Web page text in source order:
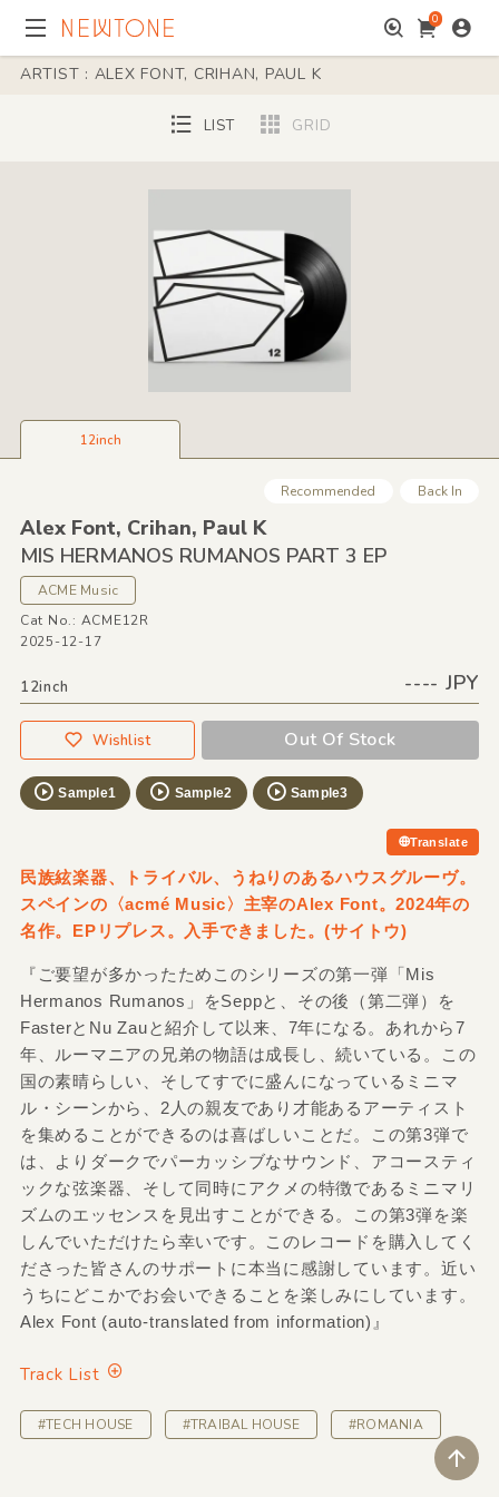
0
ARTIST : ALEX FONT, CRIHAN, PAUL K
LIST GRID
12inch
Recommended Back In
Alex Font, Crihan, Paul K
MIS HERMANOS RUMANOS PART 3 EP
ACME Music
Cat No.: ACME12R
2025-12-17
12inch ---- JPY
Wishlist Out Of Stock
Sample1 Sample2 Sample3
Translate
民族絃楽器、トライバル、うねりのあるハウスグルーヴ。
スペインの〈acmé Music〉主宰のAlex Font。2024年の
名作。EPリプレス。入手できました。(サイトウ)
『ご要望が多かったためこのシリーズの第一弾「Mis
Hermanos Rumanos」をSeppと、その後（第二弾）を
FasterとNu Zauと紹介して以来、7年になる。あれから7
年、ルーマニアの兄弟の物語は成長し、続いている。この
国の素晴らしい、そしてすでに盛んになっているミニマ
ル・シーンから、2人の親友であり才能あるアーティスト
を集めることができるのは喜ばしいことだ。この第3弾で
は、よりダークでパーカッシブなサウンド、アコースティ
ックな弦楽器、そして同時にアクメの特徴であるミニマリ
ズムのエッセンスを見出すことができる。この第3弾を楽
しんでいただけたら幸いです。このレコードを購入してく
ださった皆さんのサポートに本当に感謝しています。近い
うちにどこかでお会いできることを楽しみにしています。
Alex Font (auto-translated from information)』
Track List
#TECH HOUSE #TRAIBAL HOUSE #ROMANIA